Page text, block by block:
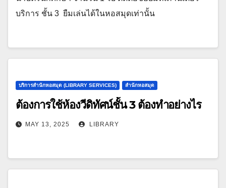
บริการ ชั้น 3 ยืมเล่นได้ในหอสมุดเท่านั้น
บริการสำนักหอสมุด (LIBRARY SERVICES) สำนักหอสมุด
ต้องการใช้ห้องวีดิทัศน์ชั้น 3 ต้องทำอย่างไร
MAY 13, 2025 LIBRARY